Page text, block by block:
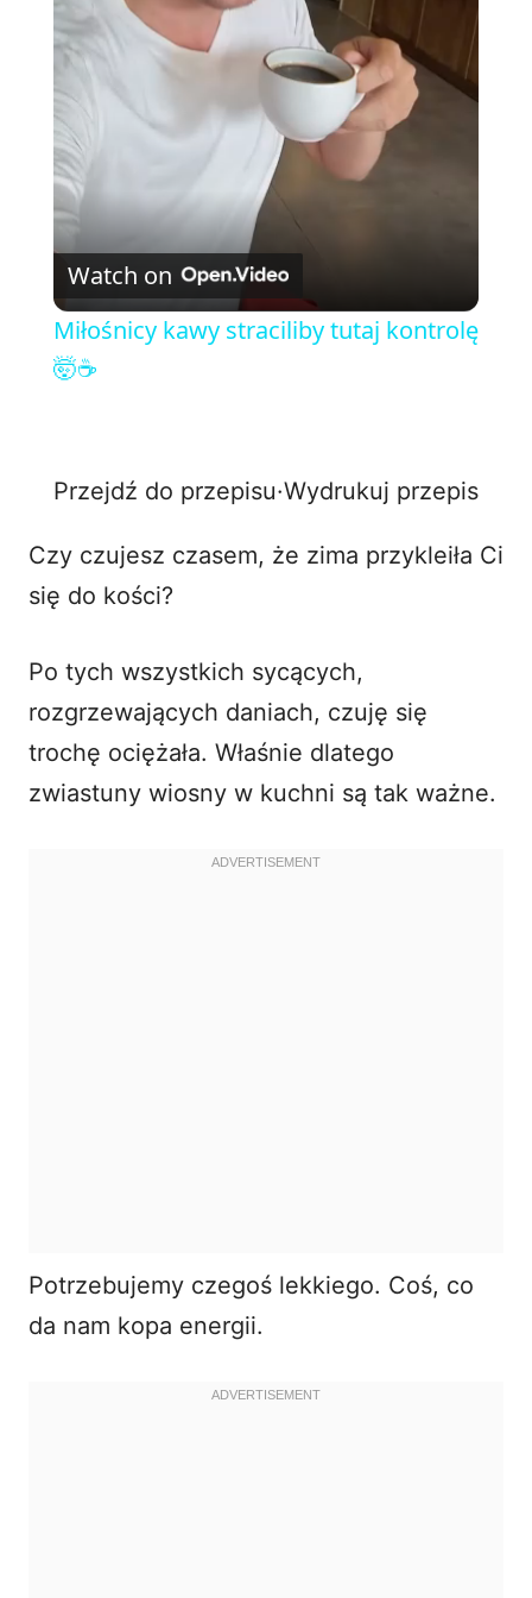
l
a
y
V
i
o
Watch on
Miłośnicy kawy straciliby tutaj kontrolę
🤯☕
Przejdź do przepisu·Wydrukuj przepis
Czy czujesz czasem, że zima przykleiła Ci
się do kości?
Po tych wszystkich sycących,
rozgrzewających daniach, czuję się
trochę ociężała. Właśnie dlatego
zwiastuny wiosny w kuchni są tak ważne.
Potrzebujemy czegoś lekkiego. Coś, co
da nam kopa energii.